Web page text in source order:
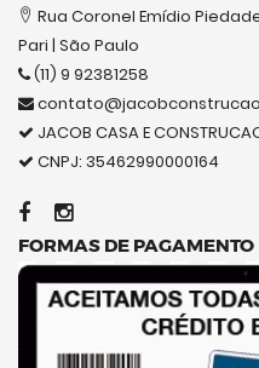
Rua Coronel Emídio
Pari | São Paulo
(11) 9 92381258
JACOB CASA E
CNPJ: 35462990000164
FORMAS DE PAGAMENTO